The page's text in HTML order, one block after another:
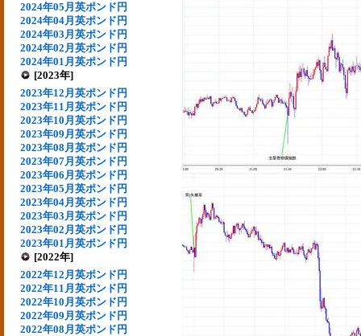
2024年05月英ポンド円
2024年04月英ポンド円
2024年03月英ポンド円
2024年02月英ポンド円
2024年01月英ポンド円
[2023年]
2023年12月英ポンド円
2023年11月英ポンド円
2023年10月英ポンド円
2023年09月英ポンド円
2023年08月英ポンド円
2023年07月英ポンド円
2023年06月英ポンド円
2023年05月英ポンド円
2023年04月英ポンド円
2023年03月英ポンド円
2023年02月英ポンド円
2023年01月英ポンド円
[2022年]
2022年12月英ポンド円
2022年11月英ポンド円
2022年10月英ポンド円
2022年09月英ポンド円
2022年08月英ポンド円